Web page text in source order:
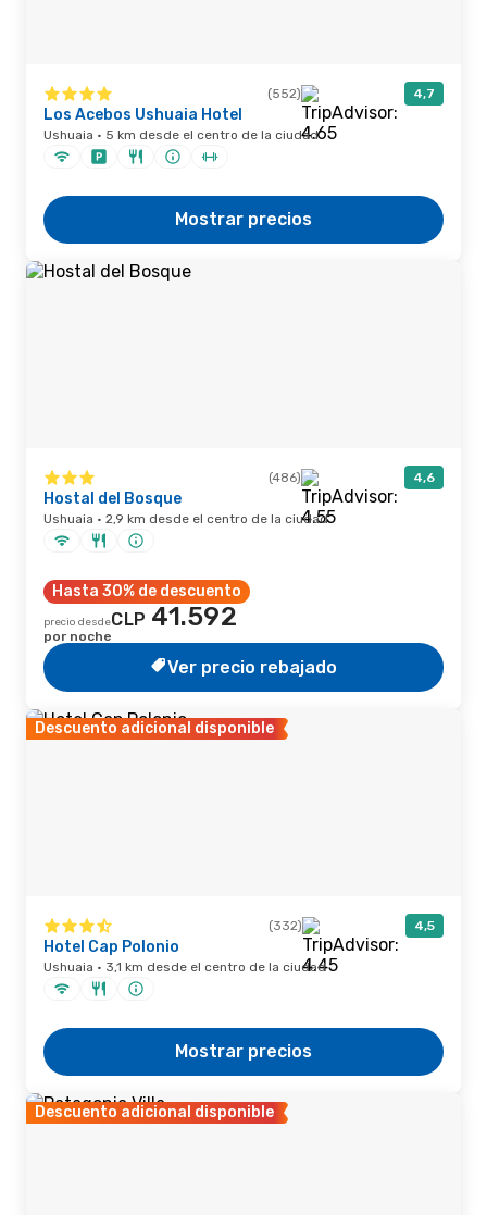
(552) 4,7
Los Acebos Ushuaia Hotel
Ushuaia · 5 km desde el centro de la ciudad
Mostrar precios
(486) 4,6
Hostal del Bosque
Ushuaia · 2,9 km desde el centro de la ciudad
Hasta 30% de descuento
precio desdeCLP 41.592
por noche
Ver precio rebajado
Descuento adicional disponible
(332) 4,5
Hotel Cap Polonio
Ushuaia · 3,1 km desde el centro de la ciudad
Mostrar precios
Descuento adicional disponible